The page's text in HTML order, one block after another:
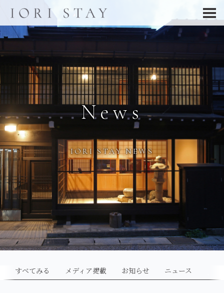
News
IORI STAY NEWS
すべてみる メディア掲載 お知らせ ニュース